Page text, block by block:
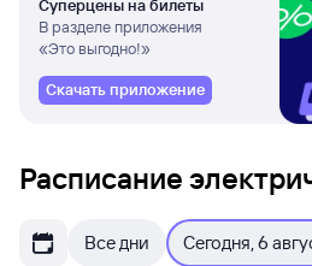
Суперцены на билеты
В разделе приложения
«Это выгодно!»
Скачать приложение
Расписание
Все дни Сегодня, 6